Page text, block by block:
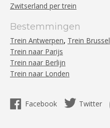
Zwitserland per trein
Bestemmingen
Trein Antwerpen, Trein Brussel
Trein naar Parijs
Trein naar Berlijn
Trein naar Londen
Facebook Twitter